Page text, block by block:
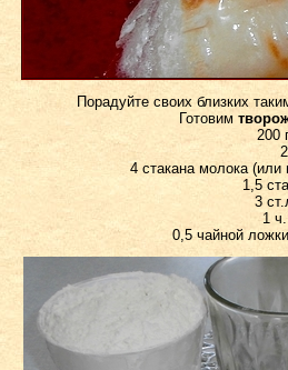
Порадуйте своих близких
Готовим
200
4 стакана молока
1,5
3
1
0,5 чайной ложки